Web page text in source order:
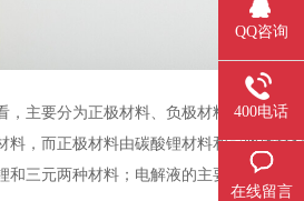
，主要分为正极材料、负极材料、电解
，而正极材料由碳酸锂材料和前驱体材料
三元两种材料；电解液的主要原材料是六
QQ咨询
400电话
在线留言